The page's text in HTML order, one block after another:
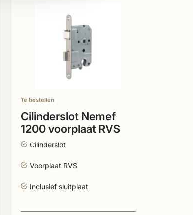
Te bestellen
Cilinderslot Nemef
1200 voorplaat RVS
Cilinderslot
Voorplaat RVS
Inclusief sluitplaat